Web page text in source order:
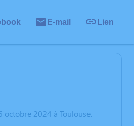
E-mail Lien
octobre 2024 à Toulouse.